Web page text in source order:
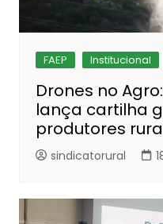
FAEP Institucional
Drones no
lança cartilha
produtores
sindicatorural